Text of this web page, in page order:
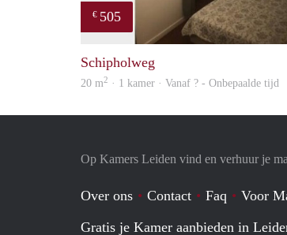
€ 505
Schipholweg
20 m2 · 1 kamer · Vanaf ? - Onbepaalde tijd
Op Kamers Leiden vind en verhuur je
Over ons Contact Faq Voor
Gratis je Kamer aanbieden in